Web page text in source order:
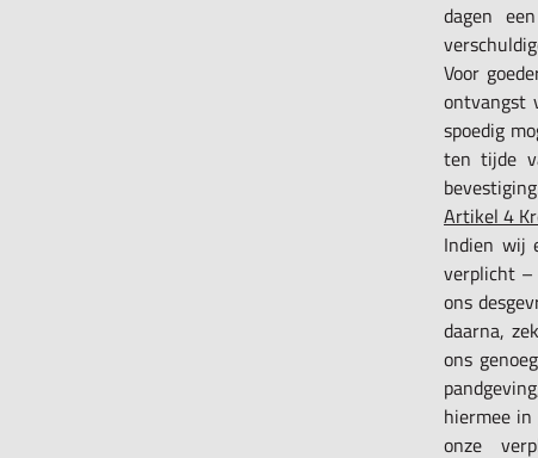
dagen
Voor
ontvangst
spoedig
ten tijde
Artikel 4
Indien wij
verplicht –
ons
daarna,
ons
hiermee
onze